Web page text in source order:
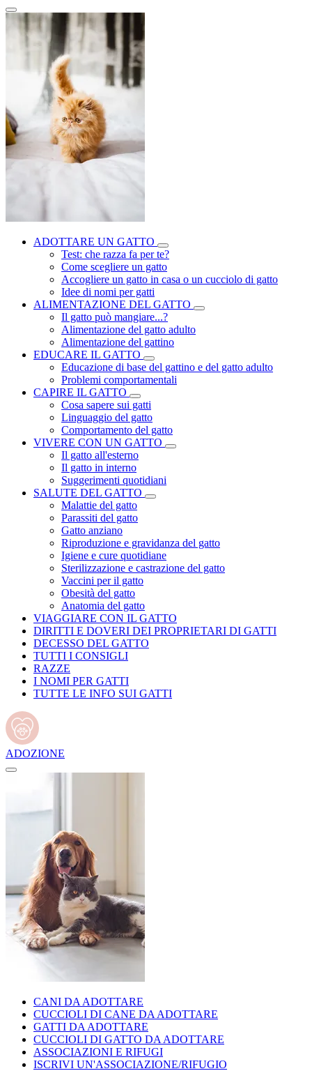
ADOTTARE UN GATTO
Test: che razza fa per te?
Come scegliere un gatto
Accogliere un gatto in casa o un cucciolo di gatto
Idee di nomi per gatti
ALIMENTAZIONE DEL GATTO
Il gatto può mangiare...?
Alimentazione del gatto adulto
Alimentazione del gattino
EDUCARE IL GATTO
Educazione di base del gattino e del gatto adulto
Problemi comportamentali
CAPIRE IL GATTO
Cosa sapere sui gatti
Linguaggio del gatto
Comportamento del gatto
VIVERE CON UN GATTO
Il gatto all'esterno
Il gatto in interno
Suggerimenti quotidiani
SALUTE DEL GATTO
Malattie del gatto
Parassiti del gatto
Gatto anziano
Riproduzione e gravidanza del gatto
Igiene e cure quotidiane
Sterilizzazione e castrazione del gatto
Vaccini per il gatto
Obesità del gatto
Anatomia del gatto
VIAGGIARE CON IL GATTO
DIRITTI E DOVERI DEI PROPRIETARI DI GATTI
DECESSO DEL GATTO
TUTTI I CONSIGLI
RAZZE
I NOMI PER GATTI
TUTTE LE INFO SUI GATTI
ADOZIONE
CANI DA ADOTTARE
CUCCIOLI DI CANE DA ADOTTARE
GATTI DA ADOTTARE
CUCCIOLI DI GATTO DA ADOTTARE
ASSOCIAZIONI E RIFUGI
ISCRIVI UN'ASSOCIAZIONE/RIFUGIO